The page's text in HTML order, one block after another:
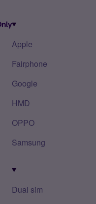
Apple
Fairphone
Google
HMD
OPPO
Samsung
Dual sim